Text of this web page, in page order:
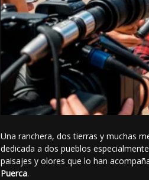
Una ranchera, dos tierras y muchas
dedicada a dos pueblos
paisajes y olores que lo han
Puerca.